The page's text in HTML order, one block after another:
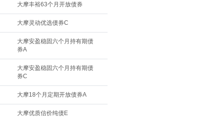
大摩丰裕63个月开放债券
大摩灵动优选债券C
大摩安盈稳固六个月持有期债
券A
大摩安盈稳固六个月持有期债
券C
大摩18个月定期开放债券A
大摩优质信价纯债E